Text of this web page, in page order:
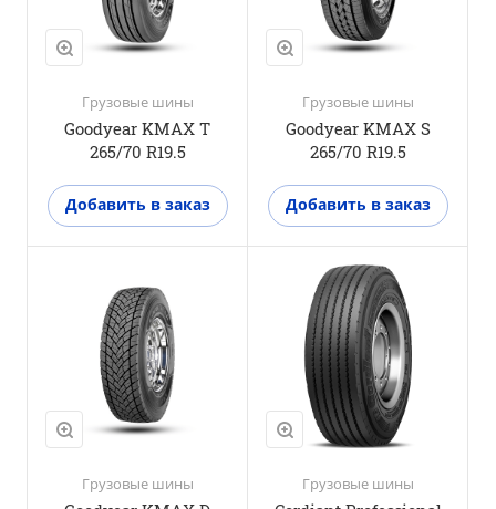
Грузовые шины
Goodyear KMAX T
265/70 R19.5
Добавить в заказ
3PMSF
Да
Грузовые шины
Goodyear KMAX S
265/70 R19.5
Добавить в заказ
Грузовые шины
Прицепная ось
M+S
Да
3PMSF
Нет
Грузовые шины